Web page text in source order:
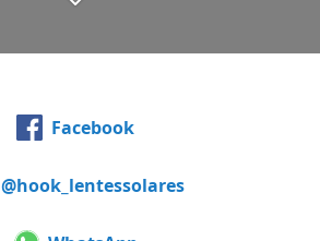
Facebook
@hook_lentessolares